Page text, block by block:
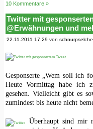
10 Kommentare »
Twitter mit
@Erwähnungen und
22.11.2011 17:29 von
Gesponserte „Wem soll ich
Heute Vormittag habe ich
gesehen. Vielleicht gibt es
zumindest bis heute nicht
Überhaupt sind mir